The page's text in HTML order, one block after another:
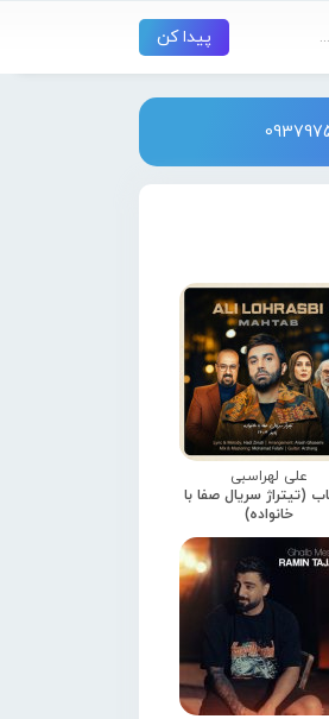
علی لهراسبی
(تیتراژ سریال صفا با
خانواده)